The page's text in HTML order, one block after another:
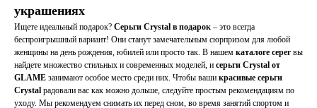
украшениях
Ищете идеальный подарок? Серьги Crystal в подарок – это всегда
беспроигрышный вариант! Они станут замечательным сюрпризом для любой
женщины на день рождения, юбилей или просто так. В нашем каталоге серегвы
найдете множество стильных и современных моделей, и серьги Crystal от
GLAME занимают особое место среди них. Чтобы ваши красивые серьги
Crystal радовали вас как можно дольше, следуйте простым рекомендациям по
уходу. Мы рекомендуем снимать их перед сном, во время занятий спортом и